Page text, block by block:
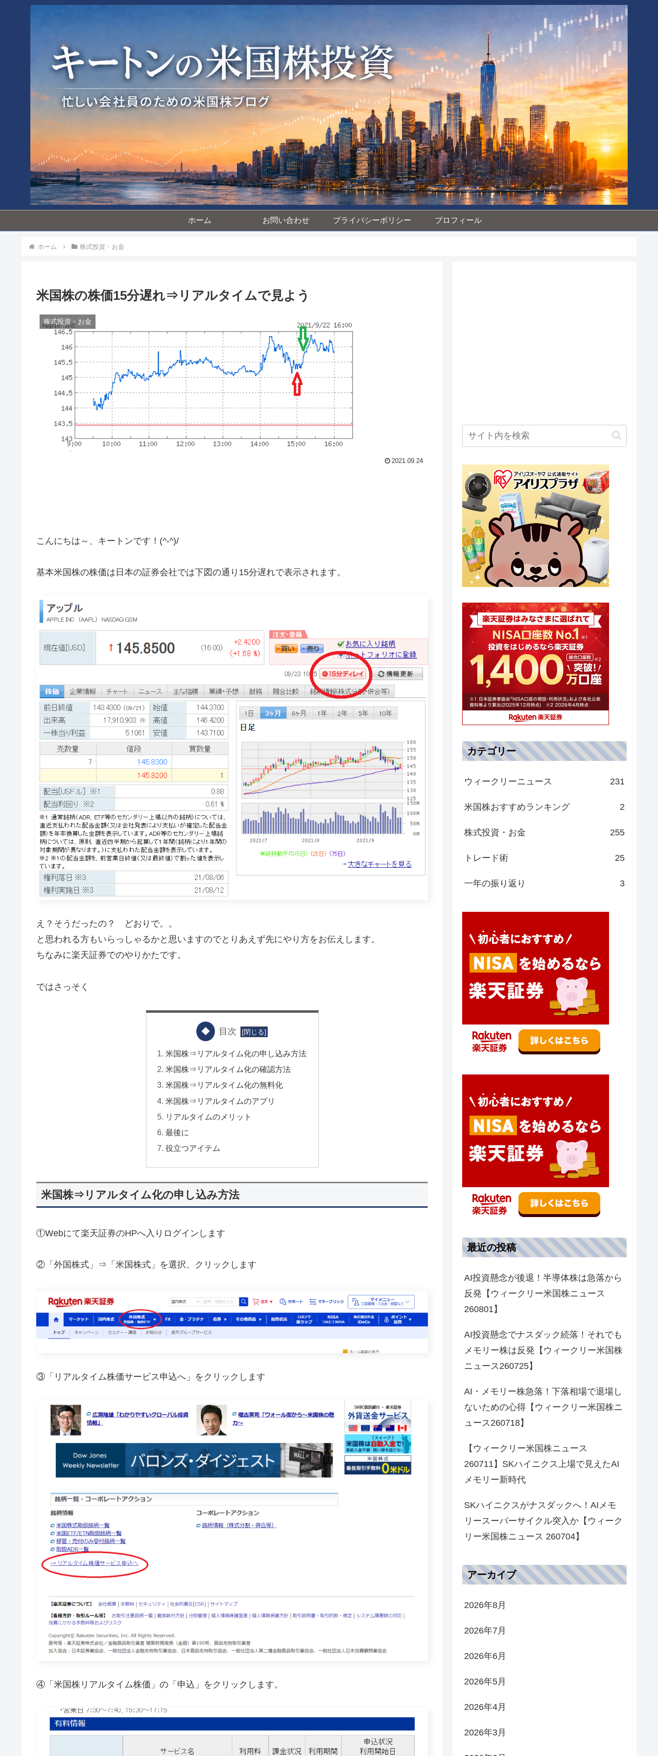
ホーム お問い合わせ プライバシーポリシー プロフィール
ホーム 株式投資・お金
米国株の株価15分遅れ⇒リアルタイムで見よう
株式投資・お金
2021.09.24
こんにちは～、キートンです！(^-^)/
基本米国株の株価は日本の証券会社では下図の通り15分遅れで表示されます。
え？そうだったの？ どおりで。。
と思われる方もいらっしゃるかと思いますのでとりあえず先にやり方をお伝えします。
ちなみに楽天証券でのやりかたです。
ではさっそく
目次
米国株⇒リアルタイム化の申し込み方法
米国株⇒リアルタイム化の確認方法
米国株⇒リアルタイム化の無料化
米国株⇒リアルタイムのアプリ
リアルタイムのメリット
最後に
役立つアイテム
米国株⇒リアルタイム化の申し込み方法
①Webにて楽天証券のHPへ入りログインします
②「外国株式」⇒「米国株式」を選択、クリックします
③「リアルタイム株価サービス申込へ」をクリックします
④「米国株リアルタイム株価」の「申込」をクリックします。
カテゴリー
ウィークリーニュース 231
米国株おすすめランキング 2
株式投資・お金 255
トレード術 25
一年の振り返り 3
最近の投稿
AI投資懸念が後退！半導体株は急落から
反発【ウィークリー米国株ニュース
260801】
AI投資懸念でナスダック続落！それでも
メモリー株は反発【ウィークリー米国株
ニュース260725】
AI・メモリー株急落！下落相場で退場し
ないための心得【ウィークリー米国株ニ
ュース260718】
【ウィークリー米国株ニュース
260711】SKハイニクス上場で見えたAI
メモリー新時代
SKハイニクスがナスダックへ！AIメモ
リースーパーサイクル突入か【ウィーク
リー米国株ニュース 260704】
アーカイブ
2026年8月
2026年7月
2026年6月
2026年5月
2026年4月
2026年3月